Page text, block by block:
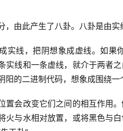
，由此产生了八卦。八卦是由
实线，把阴想象成虚线。如果
实线和一条虚线，就介于两者
阳的二进制代码，想象成围绕一
置会改变它们之间的相互作用
火与水相对放置，或将黑色与